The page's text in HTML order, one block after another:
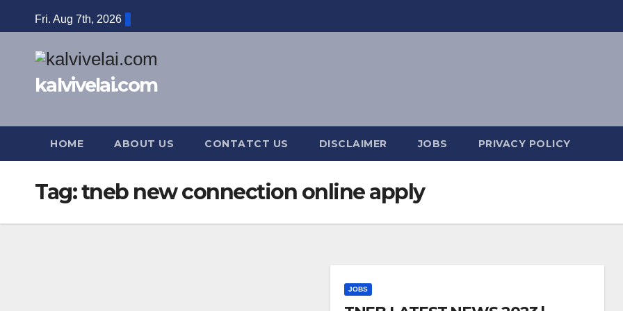
to
Fri. Aug 7th, 2026
kalvivelai.com
HOME ABOUT US CONTATCT US DISCLAIMER JOBS PRIVACY POLICY
Tag:tneb new connection online apply
JOBS